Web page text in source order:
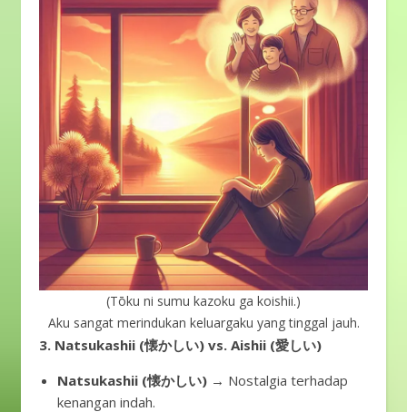
(Tōku ni sumu kazoku ga koishii.)
Aku sangat merindukan keluargaku yang tinggal jauh.
3. Natsukashii (懐かしい) vs. Aishii (愛しい)
Natsukashii (懐かしい) → Nostalgia terhadap
kenangan indah.